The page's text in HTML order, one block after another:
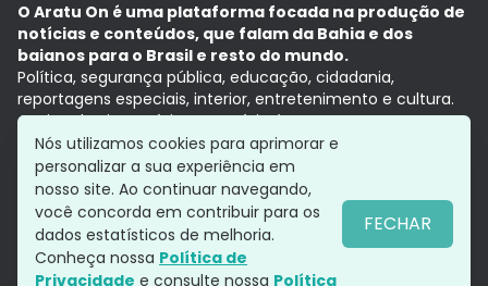
O Aratu On é uma plataforma focada na produção de
notícias e conteúdos, que falam da Bahia e dos
baianos para o Brasil e resto do mundo.
Política, segurança pública, educação, cidadania,
reportagens especiais, interior, entretenimento e cultura.
Aqui, tudo vira notícia e a notícia é no tempo presente,
com a credibilidade do Grupo Aratu.
Grupo Aratu
Política de privacidade
Siga-nos
Nós utilizamos cookies para aprimorar e
personalizar a sua experiência em
nosso site. Ao continuar navegando,
você concorda em contribuir para os
dados estatísticos de melhoria.
Conheça nossa Política de
Privacidade e consulte nossa Política
FECHAR